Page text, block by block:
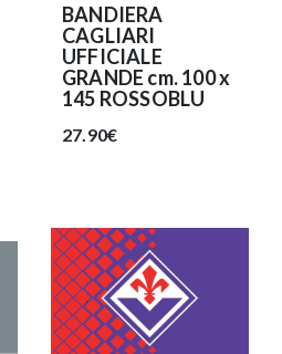
BANDIERA
CAGLIARI
UFFICIALE
GRANDE cm. 100 x
145 ROSSOBLU
27.90€